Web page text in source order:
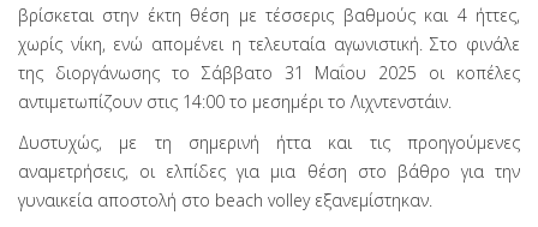
βρίσκεται στην έκτη θέση με τέσσερις βαθμούς και 4 ήττες,
χωρίς νίκη, ενώ απομένει η τελευταία αγωνιστική. Στο φινάλε
της διοργάνωσης το Σάββατο 31 Μαΐου 2025 οι κοπέλες
αντιμετωπίζουν στις 14:00 το μεσημέρι το Λιχντενστάιν.
Δυστυχώς, με τη σημερινή ήττα και τις προηγούμενες
αναμετρήσεις, οι ελπίδες για μια θέση στο βάθρο για την
γυναικεία αποστολή στο beach volley εξανεμίστηκαν.